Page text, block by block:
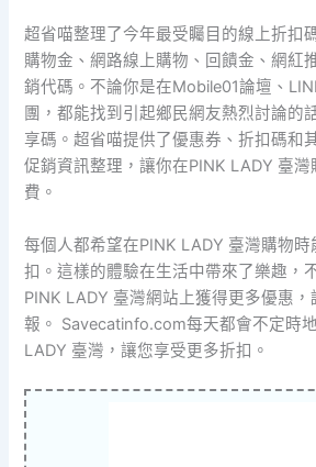
超省喵整理了今年最受矚目的線上折扣
購物金、網路線上購物、回饋金、網紅
銷代碼。不論你是在Mobile01論壇、
團，都能找到引起鄉民網友熱烈討論的
享碼。超省喵提供了優惠券、折扣碼和
促銷資訊整理，讓你在PINK LADY 臺
費。
每個人都希望在PINK LADY 臺灣購物
扣。這樣的體驗在生活中帶來了樂趣，
PINK LADY 臺灣網站上獲得更多優惠
報。 Savecatinfo.com每天都會不定時
LADY 臺灣，讓您享受更多折扣。